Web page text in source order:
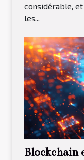
considérable,
les...
Blockchain